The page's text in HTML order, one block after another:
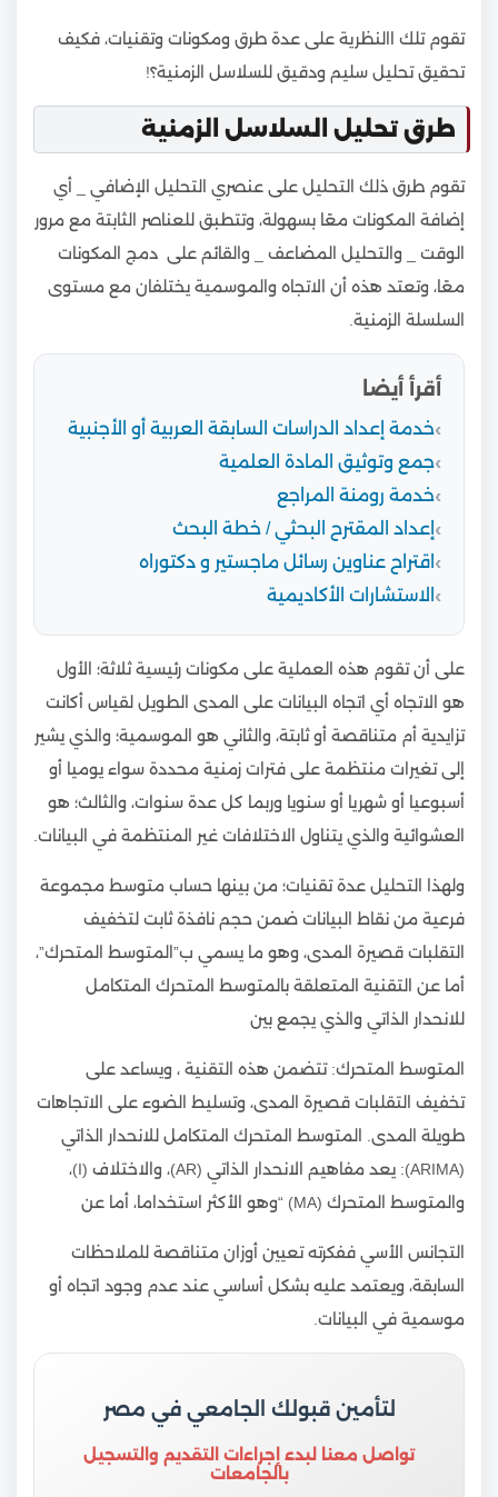
تقوم تلك االنظرية على عدة طرق ومكونات وتقنيات، فكيف
تحقيق تحليل سليم ودقيق للسلاسل الزمنية؟!
طرق تحليل السلاسل الزمنية
تقوم طرق ذلك التحليل على عنصري التحليل الإضافي _ أي
إضافة المكونات معًا بسهولة، وتتطبق للعناصر الثابتة مع مرور
الوقت _ والتحليل المضاعف _ والقائم على دمج المكونات
معًا، وتعتد هذه أن الاتجاه والموسمية يختلفان مع مستوى
السلسلة الزمنية.
أقرأ أيضا
خدمة إعداد الدراسات السابقة العربية أو الأجنبية
جمع وتوثيق المادة العلمية
خدمة رومنة المراجع
إعداد المقترح البحثي / خطة البحث
اقتراح عناوين رسائل ماجستير و دكتوراه
الاستشارات الأكاديمية
على أن تقوم هذه العملية على مكونات رئيسية ثلاثة؛ الأول
هو الاتجاه أي اتجاه البيانات على المدى الطويل لقياس أكانت
تزايدية أم متناقصة أو ثابتة، والثاني هو الموسمية؛ والذي يشير
إلى تغيرات منتظمة على فترات زمنية محددة سواء يوميا أو
أسبوعيا أو شهريا أو سنويا وربما كل عدة سنوات، والثالث؛ هو
العشوائية والذي يتناول الاختلافات غير المنتظمة في البيانات.
ولهذا التحليل عدة تقنيات؛ من بينها حساب متوسط مجموعة
فرعية من نقاط البيانات ضمن حجم نافذة ثابت لتخفيف
التقلبات قصيرة المدى، وهو ما يسمي ب”المتوسط المتحرك”،
أما عن التقنية المتعلقة بالمتوسط المتحرك المتكامل
للانحدار الذاتي والذي يجمع بين
المتوسط المتحرك: تتضمن هذه التقنية ، ويساعد على
تخفيف التقلبات قصيرة المدى، وتسليط الضوء على الاتجاهات
طويلة المدى. المتوسط المتحرك المتكامل للانحدار الذاتي
(ARIMA): يعد مفاهيم الانحدار الذاتي (AR)، والاختلاف (I)،
والمتوسط المتحرك (MA) “وهو الأكثر استخداما، أما عن
التجانس الأسي ففكرته تعيين أوزان متناقصة للملاحظات
السابقة، ويعتمد عليه بشكل أساسي عند عدم وجود اتجاه أو
موسمية في البيانات.
لتأمين قبولك الجامعي في مصر
تواصل معنا لبدء إجراءات التقديم والتسجيل
بالجامعات